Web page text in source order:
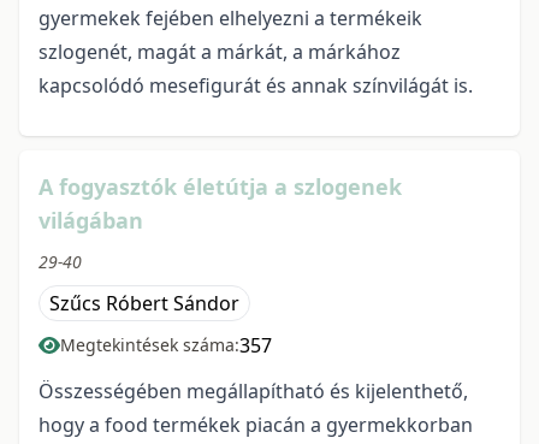
gyermekek fejében elhelyezni a termékeik
szlogenét, magát a márkát, a márkához
kapcsolódó mesefigurát és annak színvilágát is.
A fogyasztók életútja a szlogenek
világában
29-40
Szűcs Róbert Sándor
Megtekintések száma:357
Összességében megállapítható és kijelenthető,
hogy a food termékek piacán a gyermekkorban